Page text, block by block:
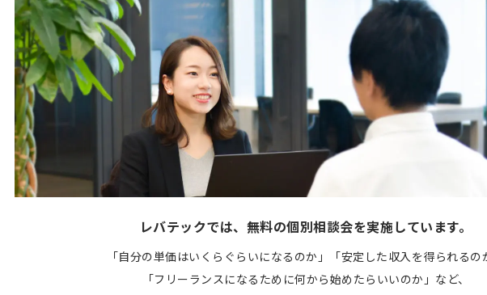
レバテックでは、無料の個別相談会を実施しています。
「自分の単価はいくらぐらいになるのか」「安定した収入を得られるの
「フリーランスになるために何から始めたらいいのか」など、